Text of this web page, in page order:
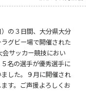
の３日間、大分県大分
グビー場で開催された
サッカー競技におい
名の選手が優秀選手に
した。９月に開催され
す。ご声援よろしくお